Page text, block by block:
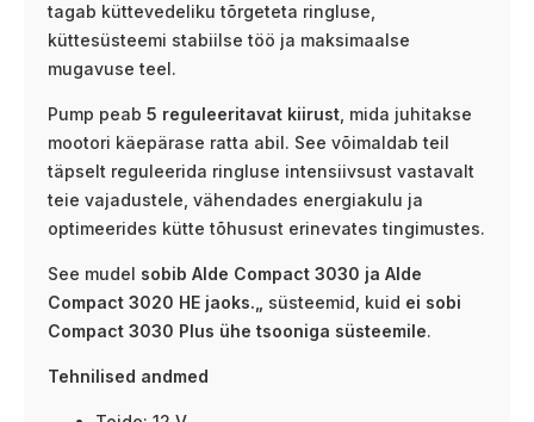
tagab küttevedeliku tõrgeteta ringluse,
küttesüsteemi stabiilse töö ja maksimaalse
mugavuse teel.
Pump peab 5 reguleeritavat kiirust , mida juhitakse
mootori käepärase ratta abil. See võimaldab teil
täpselt reguleerida ringluse intensiivsust vastavalt
teie vajadustele, vähendades energiakulu ja
optimeerides kütte tõhusust erinevates tingimustes.
See mudel sobib Alde Compact 3030 ja Alde
Compact 3020 HE jaoks.„
süsteemid, kuid ei sobi
Compact 3030 Plus ühe tsooniga süsteemile.
Tehnilised andmed